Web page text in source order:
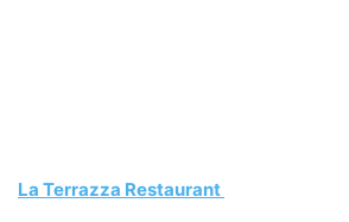
La Terrazza Restaurant